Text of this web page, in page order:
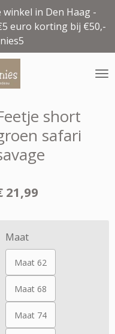
in Den Haag -
euro korting bij €50,-
short
safari
21,99
Maat
Maat 62
Maat 68
Maat 74